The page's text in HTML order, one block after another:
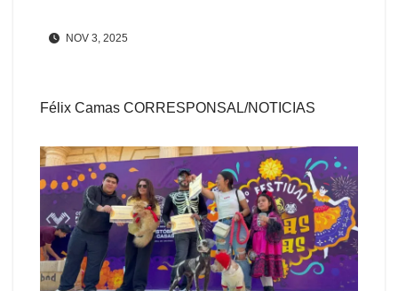
NOV 3, 2025
Félix Camas CORRESPONSAL/NOTICIAS